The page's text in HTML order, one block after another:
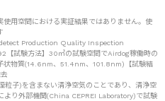
用空間における実証結果ではありません。使
Production Quality Inspection
試験方法】30㎥の試験空間でAirdog稼働時の
状物質(14.6nm、51.4nm、101.8nm)【試験結
子)を含まない清浄空気のことであり、清浄空
り外部機関(China CEPREI Laboratory)で試験